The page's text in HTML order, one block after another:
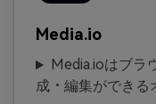
Media.io
Media.ioはブラ
成・編集ができる